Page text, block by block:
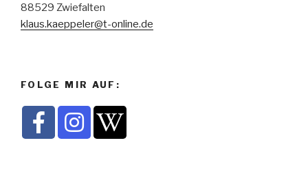
88529 Zwiefalten
klaus.kaeppeler@t-online.de
FOLGE MIR AUF: